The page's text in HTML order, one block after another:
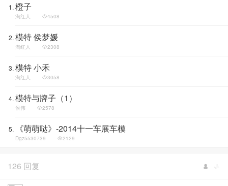
橙子
淘红人 4508
模特 侯梦媛
淘红人 2308
模特 小禾
淘红人 3058
模特与牌子（1）
侯伟 2578
《萌萌哒》-2014十一车展车模
Dgz5530739 2129
126 回复